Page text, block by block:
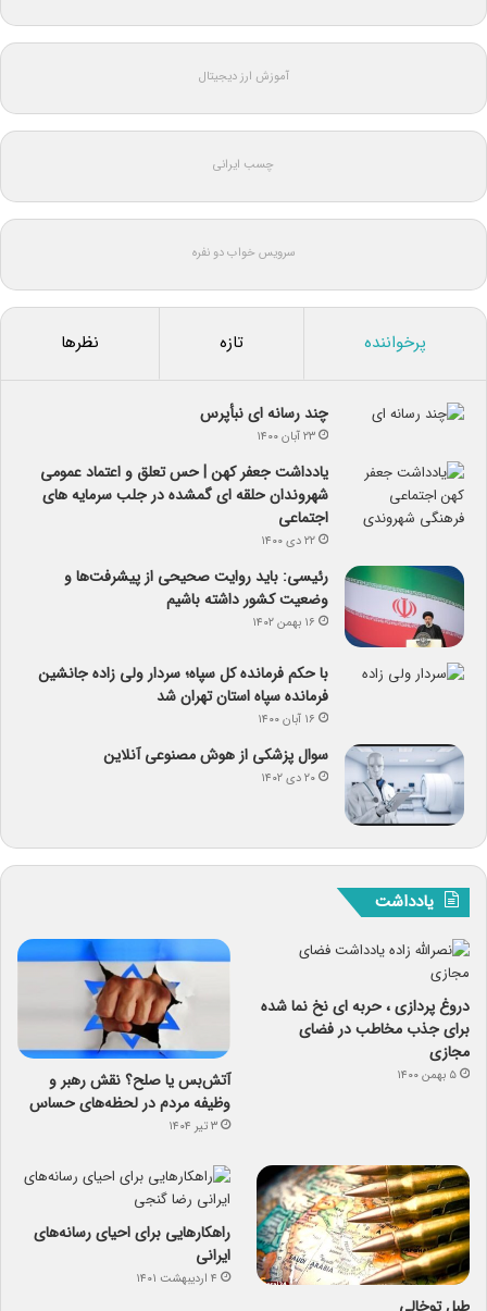
آموزش ارز دیجیتال
چسب ایرانی
سرویس خواب دو نفره
پرخواننده تازه نظرها
چند رسانه ای نبأپرس
۲۳ آبان ۱۴۰۰
یادداشت جعفر کهن | حس تعلق و اعتماد عمومی
شهروندان حلقه ای گمشده در جلب سرمایه های
اجتماعی
۲۲ دی ۱۴۰۰
رئیسی: باید روایت صحیحی از پیشرفت‌ها و
وضعیت کشور داشته باشیم
۱۶ بهمن ۱۴۰۲
با حکم فرمانده کل سپاه؛ سردار ولی زاده جانشین
فرمانده سپاه استان تهران شد
۱۶ آبان ۱۴۰۰
سوال پزشکی از هوش مصنوعی آنلاین
۲۰ دی ۱۴۰۲
یادداشت
دروغ پردازی ، حربه ای نخ نما شده
برای جذب مخاطب در فضای
مجازی
۵ بهمن ۱۴۰۰
آتش‌بس یا صلح؟ نقش رهبر و
وظیفه مردم در لحظه‌های حساس
۳ تیر ۱۴۰۴
راهکارهایی برای احیای رسانه‌های
ایرانی
۴ اردیبهشت ۱۴۰۱